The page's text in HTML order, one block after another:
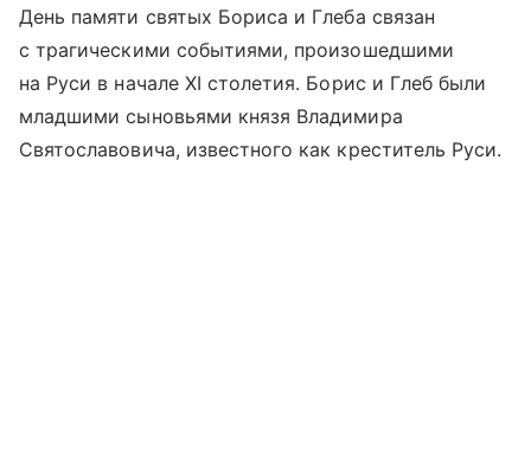
День памяти святых Бориса и Глеба связан
с трагическими событиями, произошедшими
на Руси в начале XI столетия. Борис и Глеб были
младшими сыновьями князя Владимира
Святославовича, известного как креститель Руси.